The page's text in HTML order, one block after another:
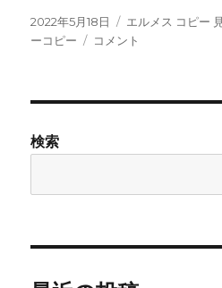
投
稿
2022年5月18日
カ
テ
エルメス コピー
ーコピー
精
ー
分
方！
コメント
検索